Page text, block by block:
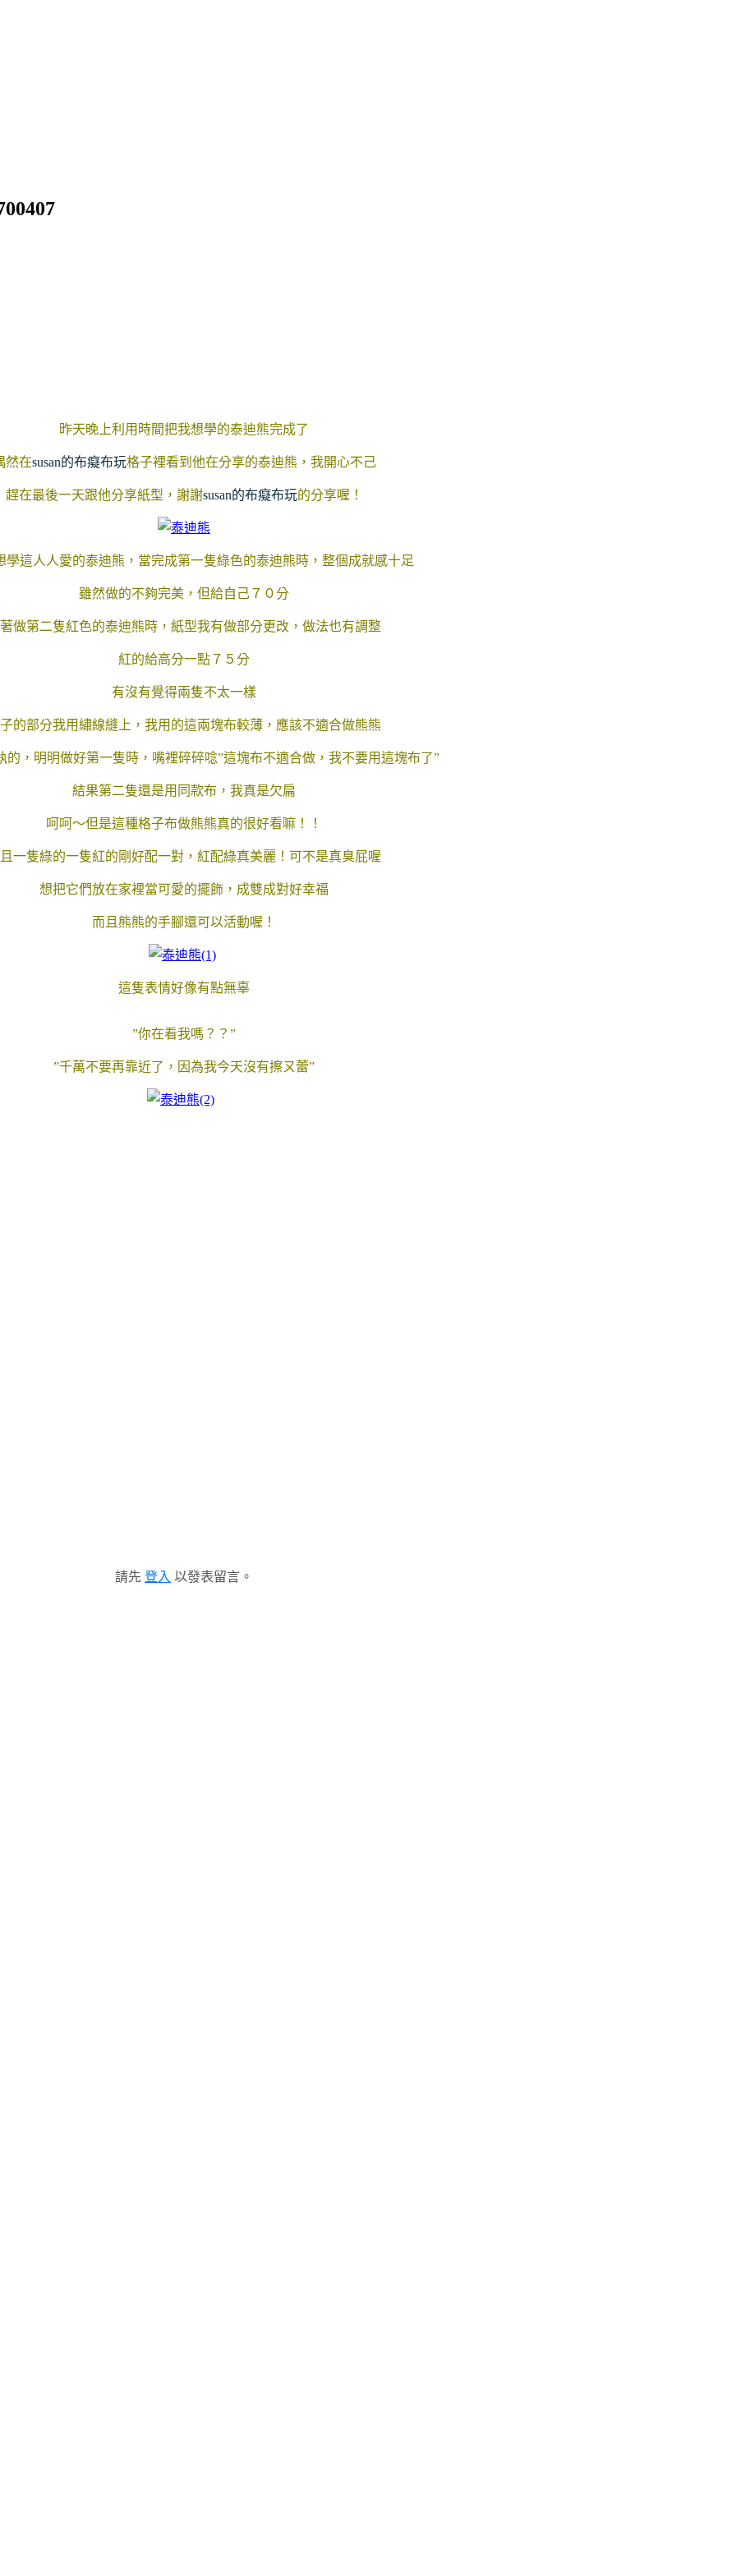
昨天晚上利用時間把我想學的泰迪熊完成了
然在susan的布癡布玩格子裡看到他在分享的泰迪熊，我開心不己
趕在最後一天跟他分享紙型，謝謝susan的布癡布玩的分享喔！
學這人人愛的泰迪熊，當完成第一隻綠色的泰迪熊時，整個成就感十足
雖然做的不夠完美，但給自己７０分
做第二隻紅色的泰迪熊時，紙型我有做部分更改，做法也有調整
紅的給高分一點７５分
有沒有覺得兩隻不太一樣
的部分我用繡線縫上，我用的這兩塊布較薄，應該不適合做熊熊
的，明明做好第一隻時，嘴裡碎碎唸”這塊布不適合做，我不要用這塊布了”
結果第二隻還是用同款布，我真是欠扁
呵呵～但是這種格子布做熊熊真的很好看嘛！！
一隻綠的一隻紅的剛好配一對，紅配綠真美麗！可不是真臭屁喔
想把它們放在家裡當可愛的擺飾，成雙成對好幸福
而且熊熊的手腳還可以活動喔！
這隻表情好像有點無辜
”你在看我嗎？？”
”千萬不要再靠近了，因為我今天沒有擦ㄡ蕾”
請先 登入 以發表留言。